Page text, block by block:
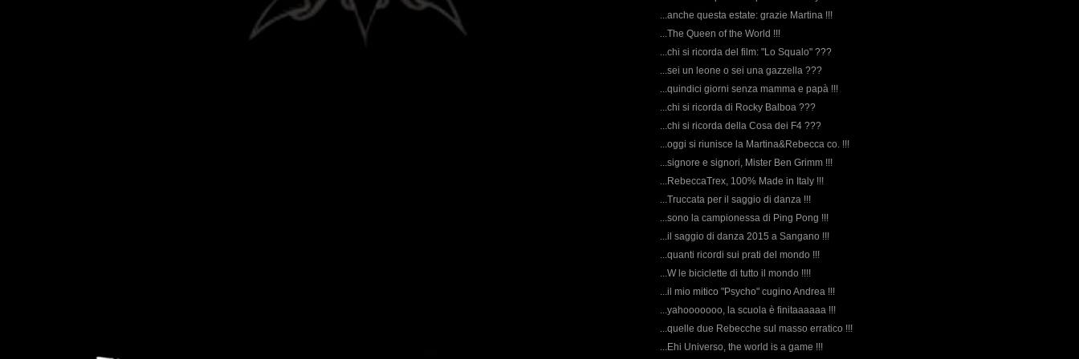
...anche questa estate: grazie Martina !!!
...The Queen of the World !!!
...chi si ricorda del film: "Lo Squalo" ???
...sei un leone o sei una gazzella ???
...quindici giorni senza mamma e papà !!!
...chi si ricorda di Rocky Balboa ???
...chi si ricorda della Cosa dei F4 ???
...oggi si riunisce la Martina&Rebecca co. !!!
...signore e signori, Mister Ben Grimm !!!
...RebeccaTrex, 100% Made in Italy !!!
...Truccata per il saggio di danza !!!
...sono la campionessa di Ping Pong !!!
...il saggio di danza 2015 a Sangano !!!
...quanti ricordi sui prati del mondo !!!
...W le biciclette di tutto il mondo !!!!
...il mio mitico "Psycho" cugino Andrea !!!
...yahooooooo, la scuola è finitaaaaaa !!!
...quelle due Rebecche sul masso erratico !!!
...Ehi Universo, the world is a game !!!